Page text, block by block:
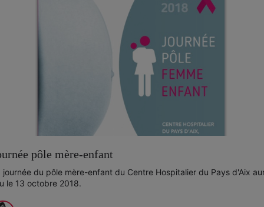
pôle mère-enfant
journée du pôle mère-enfant du Centre Hospitalier du Pays d'Aix
le 13 octobre 2018.